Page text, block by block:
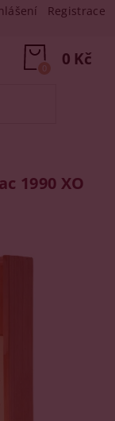
Registrace
0 Kč
0
1990 XO